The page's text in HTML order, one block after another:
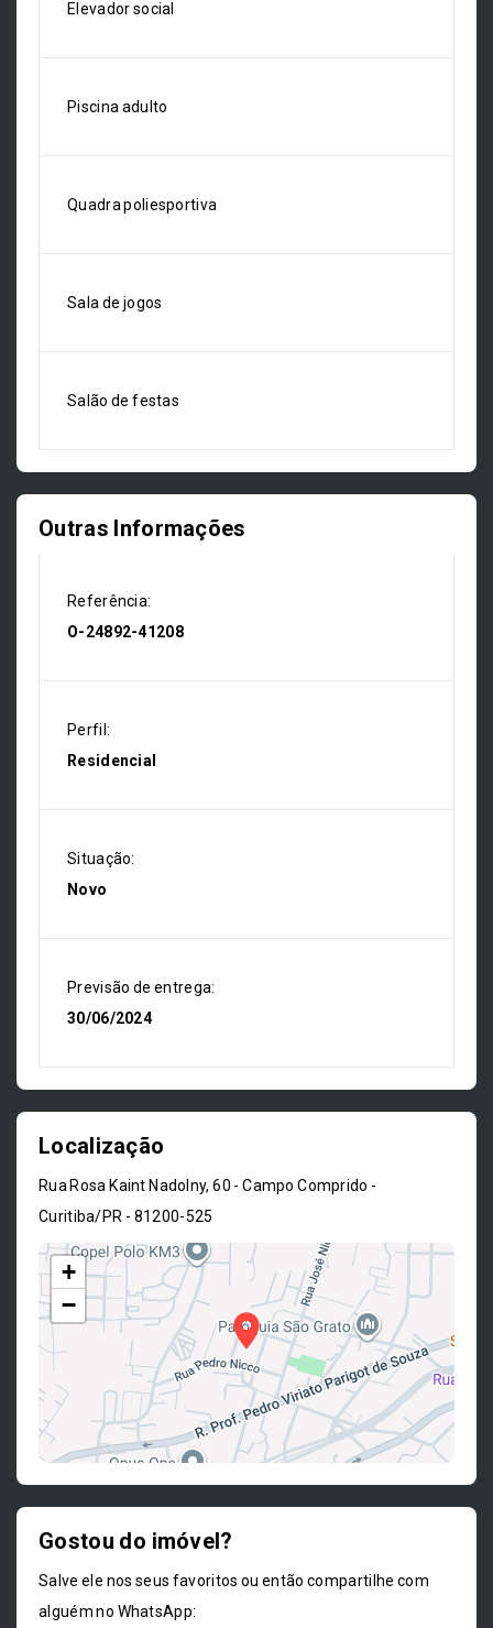
Elevador social
Piscina adulto
Quadra poliesportiva
Sala de jogos
Salão de festas
Outras Informações
Referência:
O-24892-41208
Perfil:
Residencial
Situação:
Novo
Previsão de entrega:
30/06/2024
Localização
Rua Rosa Kaint Nadolny, 60 - Campo Comprido -
Curitiba/PR - 81200-525
+
−
Gostou do imóvel?
Salve ele nos seus favoritos ou então compartilhe com
alguém no WhatsApp: